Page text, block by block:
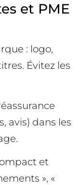
et PME
: logo,
Évitez les
avis) dans les
et
», «